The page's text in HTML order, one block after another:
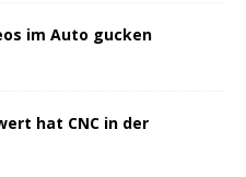
im Auto gucken
hat CNC in der